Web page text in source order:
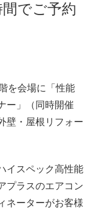
でご予約
を会場に「性能
ー」（同時開催
壁・屋根リフォー
イスペック高性能
プラスのエアコン
ネーターがお客様